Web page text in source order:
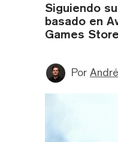
Siguiendo
basado en
Games
Por